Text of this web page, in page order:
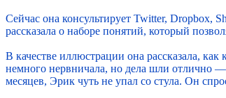
Сейчас она консультирует Twitter, Dropbox,
рассказала о наборе понятий, который
В качестве иллюстрации она рассказала,
немного нервничала, но дела шли отлично
месяцев, Эрик чуть не упал со стула. Он